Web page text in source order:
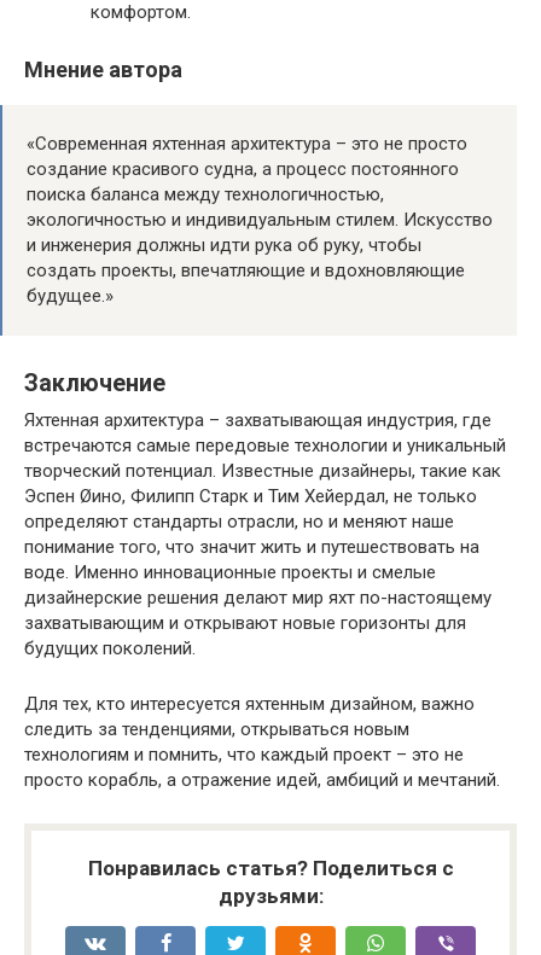
комфортом.
Мнение автора
«Современная яхтенная архитектура – это не просто
создание красивого судна, а процесс постоянного
поиска баланса между технологичностью,
экологичностью и индивидуальным стилем. Искусство
и инженерия должны идти рука об руку, чтобы
создать проекты, впечатляющие и вдохновляющие
будущее.»
Заключение
Яхтенная архитектура – захватывающая индустрия, где
встречаются самые передовые технологии и уникальный
творческий потенциал. Известные дизайнеры, такие как
Эспен Øино, Филипп Старк и Тим Хейердал, не только
определяют стандарты отрасли, но и меняют наше
понимание того, что значит жить и путешествовать на
воде. Именно инновационные проекты и смелые
дизайнерские решения делают мир яхт по-настоящему
захватывающим и открывают новые горизонты для
будущих поколений.
Для тех, кто интересуется яхтенным дизайном, важно
следить за тенденциями, открываться новым
технологиям и помнить, что каждый проект – это не
просто корабль, а отражение идей, амбиций и мечтаний.
Понравилась статья? Поделиться с
друзьями: